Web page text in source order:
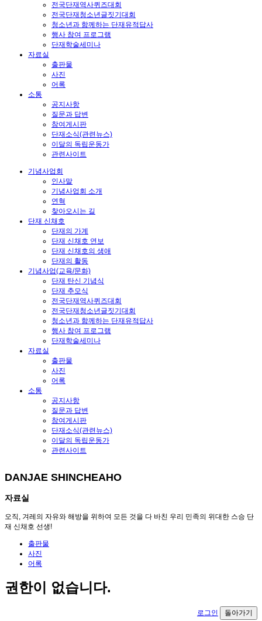
전국단재역사퀴즈대회
전국단재청소년글짓기대회
청소년과 함께하는 단재유적답사
행사 참여 프로그램
단재학술세미나
자료실
출판물
사진
어록
소통
공지사항
질문과 답변
참여게시판
단재소식(관련뉴스)
이달의 독립운동가
관련사이트
기념사업회
인사말
기념사업회 소개
연혁
찾아오시는 길
단재 신채호
단재의 가계
단재 신채호 연보
단재 신채호의 생애
단재의 활동
기념사업(교육/문화)
단재 탄신 기념식
단재 추모식
전국단재역사퀴즈대회
전국단재청소년글짓기대회
청소년과 함께하는 단재유적답사
행사 참여 프로그램
단재학술세미나
자료실
출판물
사진
어록
소통
공지사항
질문과 답변
참여게시판
단재소식(관련뉴스)
이달의 독립운동가
관련사이트
DANJAE SHINCHEAHO
자료실
오직, 겨레의 자유와 해방을 위하여 모든 것을 다 바친 우리 민족의 위대한 스승 단
재 신채호 선생!
출판물
사진
어록
권한이 없습니다.
로그인 돌아가기